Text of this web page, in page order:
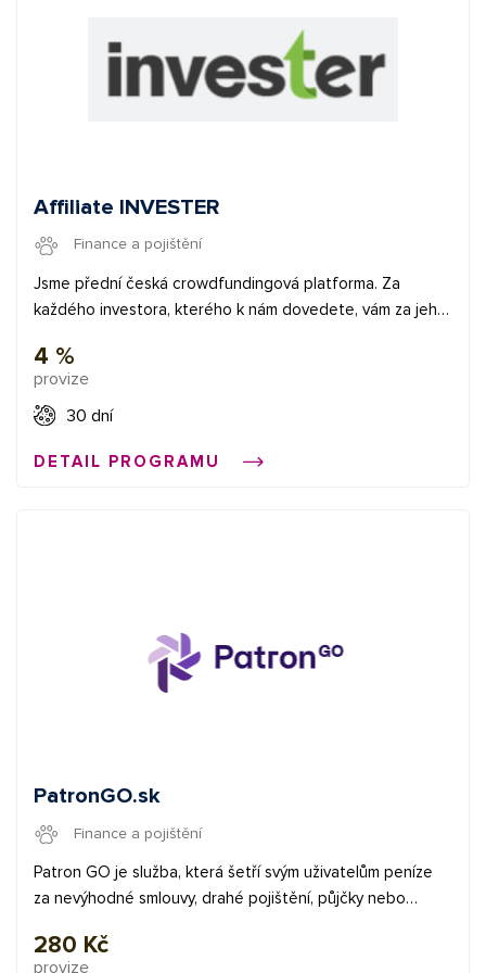
Affiliate INVESTER
Finance a pojištění
Jsme přední česká crowdfundingová platforma. Za
každého investora, kterého k nám dovedete, vám za jeho
objednávky jako odměnu. Po jeho 1. úspěšné investici vám
navíc přičteme ještě symbolických 50 Kč. Ročně se na
INVESTERu zafinacnují vyšší desítky milionů korun. Přidejte
4 %
provize
30 dní
DETAIL PROGRAMU
PatronGO.sk
Finance a pojištění
Patron GO je služba, která šetří svým uživatelům peníze
za nevýhodné smlouvy, drahé pojištění, půjčky nebo
aplikace až 30 tisíc Kč. To je také jeden z důvodů, proč
280 Kč
provize